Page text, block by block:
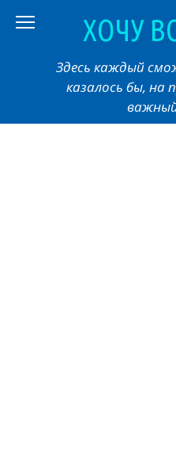
ХОЧУ
Здесь каждый
казалось бы, на